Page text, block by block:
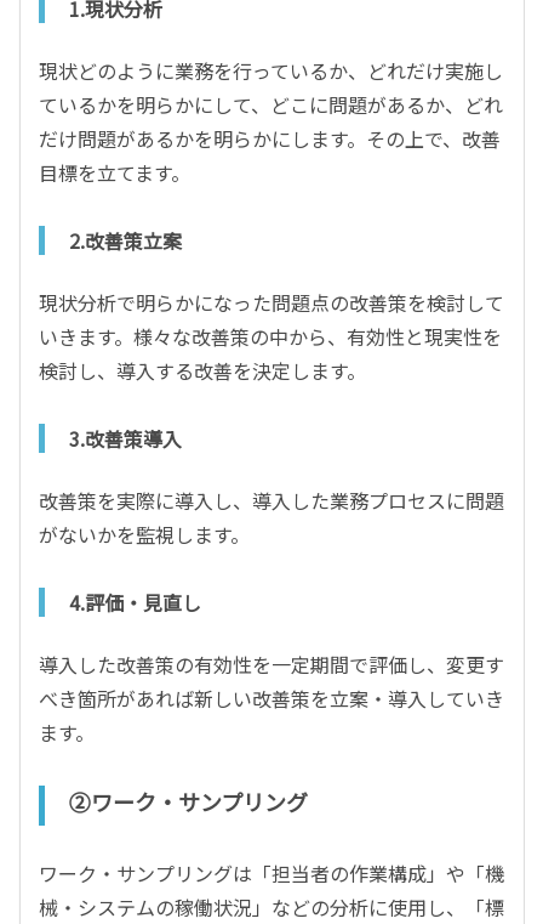
1.現状分析
現状どのように業務を行っているか、どれだけ実施し
ているかを明らかにして、どこに問題があるか、どれ
だけ問題があるかを明らかにします。その上で、改善
目標を立てます。
2.改善策立案
現状分析で明らかになった問題点の改善策を検討して
いきます。様々な改善策の中から、有効性と現実性を
検討し、導入する改善を決定します。
3.改善策導入
改善策を実際に導入し、導入した業務プロセスに問題
がないかを監視します。
4.評価・見直し
導入した改善策の有効性を一定期間で評価し、変更す
べき箇所があれば新しい改善策を立案・導入していき
ます。
②ワーク・サンプリング
ワーク・サンプリングは「担当者の作業構成」や「機
械・システムの稼働状況」などの分析に使用し、「標